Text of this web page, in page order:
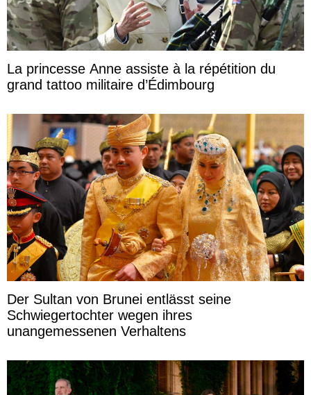
La princesse Anne assiste à la répétition du
grand tattoo militaire d’Édimbourg
Der Sultan von Brunei entlässt seine
Schwiegertochter wegen ihres
unangemessenen Verhaltens